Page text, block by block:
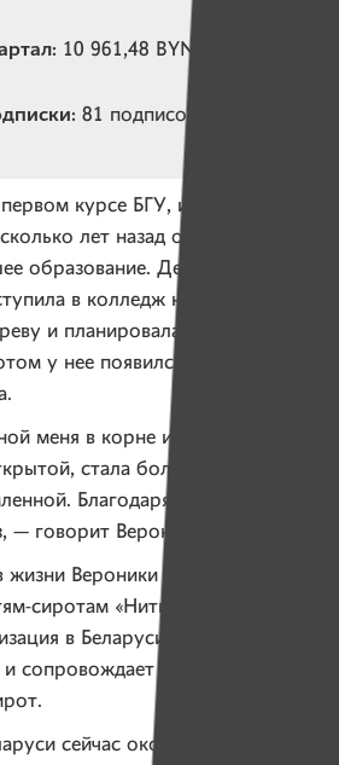
10 961,48 BYN
81 подписок на 1 952
курсе БГУ, изучает
лет назад она даже
образование. Девочка выросла
в колледж на художника-
и планировала на этом
у нее появился патронатный
меня в корне изменило:
стала более уверенной,
Благодаря ей задумалась
— говорит Вероника.
Вероники благодаря
сиротам «Нити Дружбы». Это
в Беларуси, которая
сопровождает патронатных
сейчас около 1 100